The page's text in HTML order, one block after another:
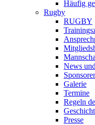
Häufig
Rugby
RUGBY
News
Galerie
Termine
Regeln
Presse